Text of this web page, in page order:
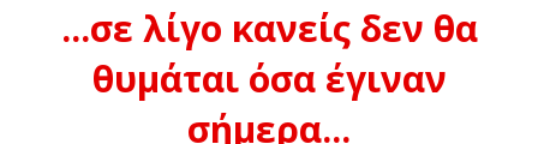
...σε λίγο κανείς δεν θα
θυμάται όσα έγιναν
σήμερα...